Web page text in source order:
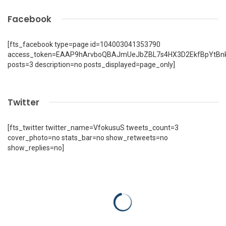
Facebook
[fts_facebook type=page id=104003041353790
posts=3 description=no posts_displayed=page_only]
Twitter
[fts_twitter twitter_name=VfokusuS tweets_count=3
cover_photo=no stats_bar=no show_retweets=no
show_replies=no]